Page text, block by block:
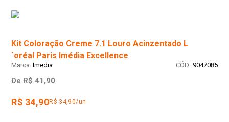
Kit Coloração Creme 7.1 Louro Acinzentado L
´oréal Paris Imédia Excellence
Imedia : 9047085
De R$ 41,90
R$ 34,90R$ 34,90/un